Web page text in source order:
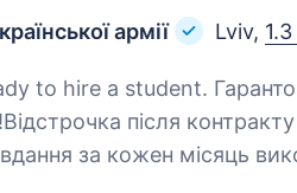
армії
Lviv,
Гарантова відсрочка після
після
за кожен місяць